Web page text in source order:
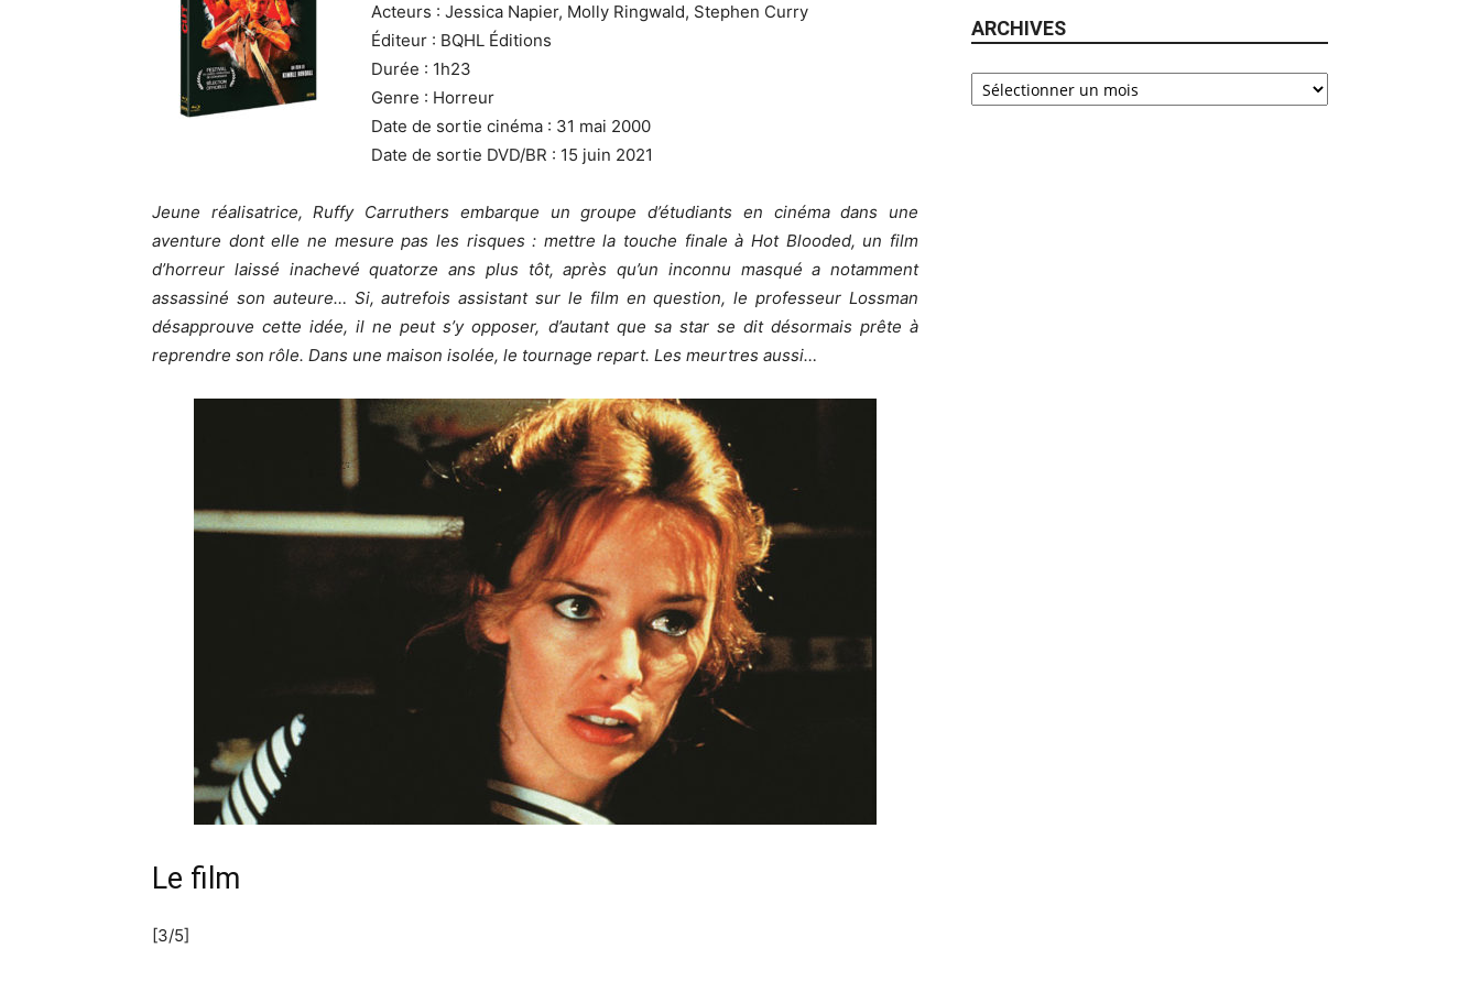
Acteurs : Jessica Napier, Molly Ringwald, Stephen Curry
Éditeur : BQHL Éditions
Durée : 1h23
Genre : Horreur
Date de sortie cinéma : 31 mai 2000
Date de sortie DVD/BR : 15 juin 2021
Jeune réalisatrice, Ruffy Carruthers embarque un groupe d’étudiants en cinéma dans une
aventure dont elle ne mesure pas les risques : mettre la touche finale à Hot Blooded, un film
d’horreur laissé inachevé quatorze ans plus tôt, après qu’un inconnu masqué a notamment
assassiné son auteure… Si, autrefois assistant sur le film en question, le professeur Lossman
désapprouve cette idée, il ne peut s’y opposer, d’autant que sa star se dit désormais prête à
reprendre son rôle. Dans une maison isolée, le tournage repart. Les meurtres aussi…
Le film
[3/5]
ARCHIVES
Archives